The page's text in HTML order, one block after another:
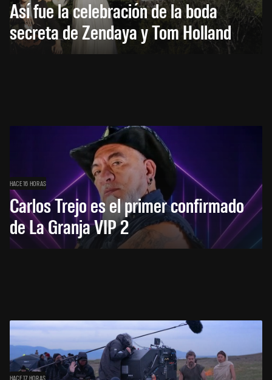
Así fue la celebración de la boda
secreta de Zendaya y Tom Holland
HACE 16 HORAS
Carlos Trejo es el primer confirmado
de La Granja VIP 2
HACE 17 HORAS